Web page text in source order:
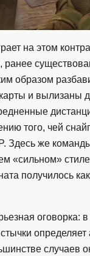
на этом
ранее
образом
и вылизаны
того, чей
Здесь же
«сильном»
получилось
оговорка:
случаев